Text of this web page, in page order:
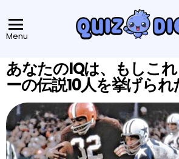
Menu
あなたのIQは、もしこ
ーの伝説10人を挙げら